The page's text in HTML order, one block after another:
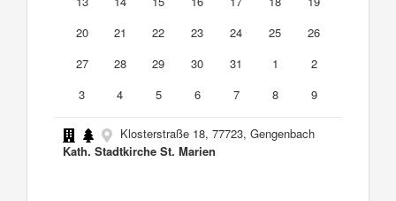
20
21 22 23 24 25
26
27
28 29 30 31 1
2
3
4 5 6 7 8 9
Klosterstraße 18, 77723, Gengenbach
Kath. Stadtkirche St. Marien